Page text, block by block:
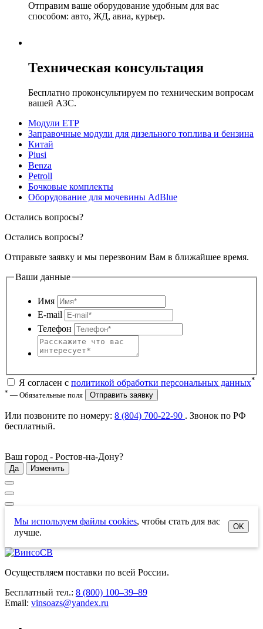
Отправим ваше оборудование удобным для вас
способом: авто, ЖД, авиа, курьер.
Техническая консультация
Бесплатно проконсультируем по техническим вопросам
вашей АЗС.
Модули ЕТР
Заправочные модули для дизельного топлива и бензина
Китай
Piusi
Benza
Petroll
Бочковые комплекты
Оборудование для мочевины AdBlue
Остались вопросы?
Остались вопросы?
Отправьте заявку и мы перезвоним Вам в ближайшее время.
Ваши данные
Имя
E-mail
Телефон
Я согласен с политикой обработки персональных данных*
* — Обязательные поля Отправить заявку
Или позвоните по номеру: 8 (804) 700-22-90 . Звонок по РФ
бесплатный.
Ваш город - Ростов-на-Дону?
Да Изменить
Мы используем файлы cookies, чтобы стать для вас
лучше.
OK
Осуществляем поставки по всей России.
Бесплатный тел.: 8 (800) 100–39–89
Email: vinsoazs@yandex.ru